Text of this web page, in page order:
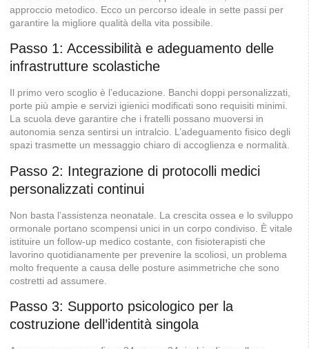
approccio metodico. Ecco un percorso ideale in sette passi per
garantire la migliore qualità della vita possibile.
Passo 1: Accessibilità e adeguamento delle
infrastrutture scolastiche
Il primo vero scoglio è l’educazione. Banchi doppi personalizzati,
porte più ampie e servizi igienici modificati sono requisiti minimi.
La scuola deve garantire che i fratelli possano muoversi in
autonomia senza sentirsi un intralcio. L’adeguamento fisico degli
spazi trasmette un messaggio chiaro di accoglienza e normalità.
Passo 2: Integrazione di protocolli medici
personalizzati continui
Non basta l’assistenza neonatale. La crescita ossea e lo sviluppo
ormonale portano scompensi unici in un corpo condiviso. È vitale
istituire un follow-up medico costante, con fisioterapisti che
lavorino quotidianamente per prevenire la scoliosi, un problema
molto frequente a causa delle posture asimmetriche che sono
costretti ad assumere.
Passo 3: Supporto psicologico per la
costruzione dell’identità singola